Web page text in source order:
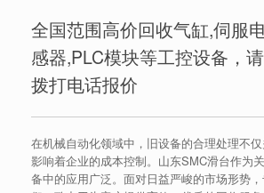
全国范围高价回收气缸,伺服
感器,PLC模块等工控设备，
拨打电话报价
在机械自动化领域中，旧设备的合理处理不
影响着企业的成本控制。山东SMC滑台作为
备中的应用广泛。面对日益严峻的市场形势